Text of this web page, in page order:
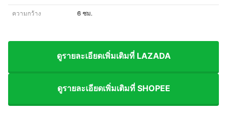
ความกว้าง 6 ซม.
ดูรายละเอียดเพิ่มเติมที่ LAZADA
ดูรายละเอียดเพิ่มเติมที่ SHOPEE